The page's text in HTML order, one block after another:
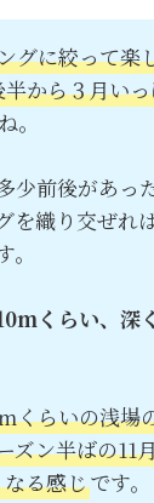
グに絞って楽
から３月い
。
少前後があっ
を織り交ぜれ
くらい、深
くらいの浅場
ズン半ばの11
る感じです。